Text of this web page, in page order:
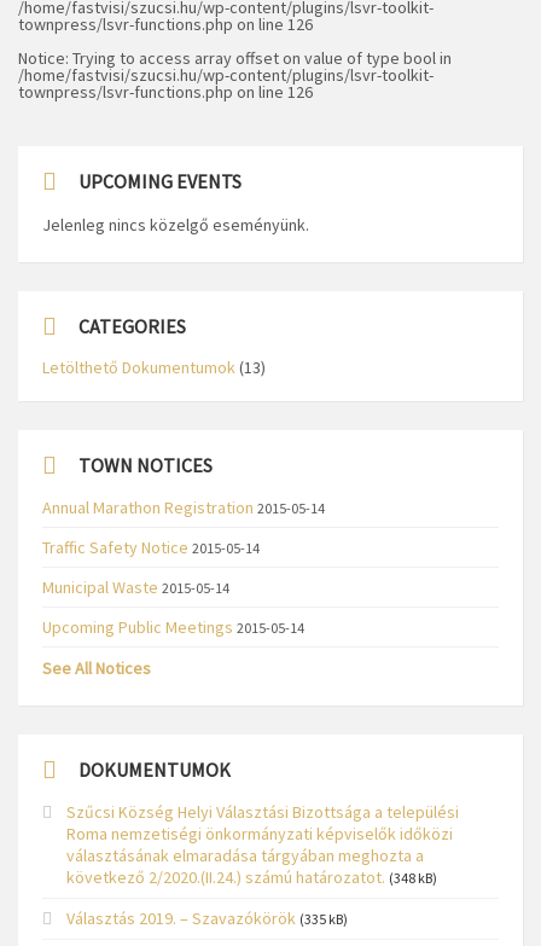
/home/fastvisi/szucsi.hu/wp-content/plugins/lsvr-toolkit-
townpress/lsvr-functions.php on line 126
Notice: Trying to access array offset on value of type bool in
/home/fastvisi/szucsi.hu/wp-content/plugins/lsvr-toolkit-
townpress/lsvr-functions.php on line 126
UPCOMING EVENTS
Jelenleg nincs közelgő eseményünk.
CATEGORIES
Letölthető Dokumentumok(13)
TOWN NOTICES
Annual Marathon Registration 2015-05-14
Traffic Safety Notice 2015-05-14
Municipal Waste 2015-05-14
Upcoming Public Meetings 2015-05-14
See All Notices
DOKUMENTUMOK
Szűcsi Község Helyi Választási Bizottsága a települési
Roma nemzetiségi önkormányzati képviselők időközi
választásának elmaradása tárgyában meghozta a
következő 2/2020.(II.24.) számú határozatot. (348 kB)
Választás 2019. – Szavazókörök (335 kB)